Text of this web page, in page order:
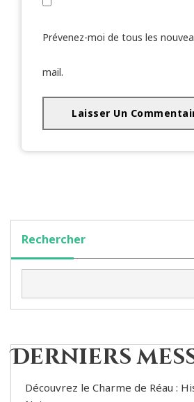
Prévenez-moi de tous les
mail.
Rechercher
Derniers
Découvrez le Charme de Réau :